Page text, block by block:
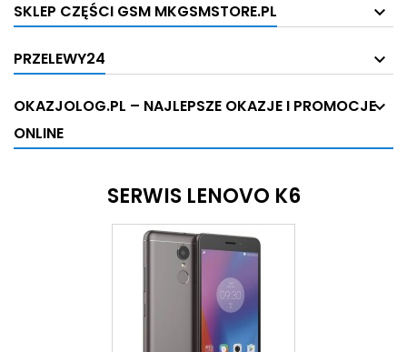
SKLEP CZĘŚCI GSM MKGSMSTORE.PL
PRZELEWY24
OKAZJOLOG.PL – NAJLEPSZE OKAZJE I PROMOCJE
ONLINE
SERWIS LENOVO K6